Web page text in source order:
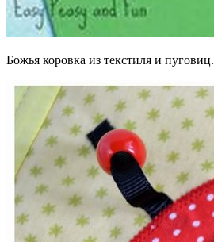
Божья коровка из текстиля и пуговиц.